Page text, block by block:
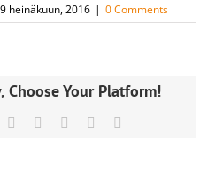
9 heinäkuun, 2016 | 0 Comments
Choose Your Platform!
LinkedIn
TumblrPinterest